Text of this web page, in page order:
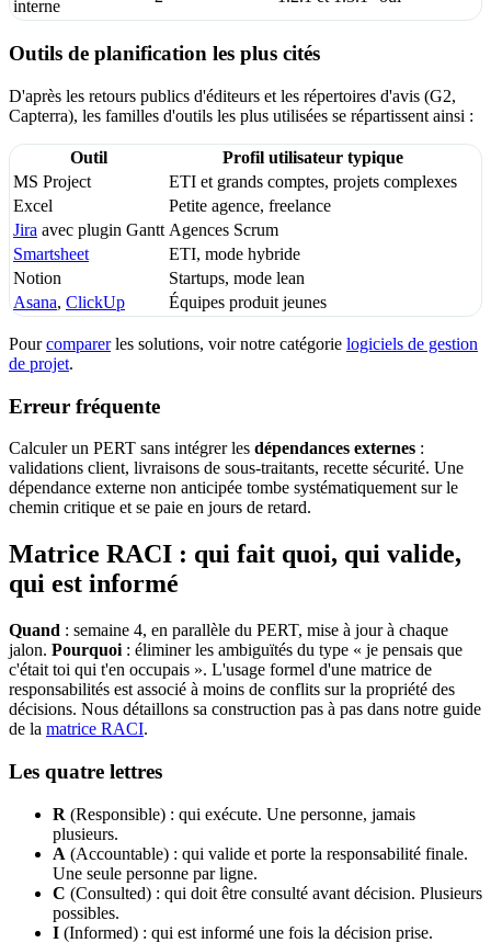
interne
Outils de planification les plus cités
D'après les retours publics d'éditeurs et les répertoires d'avis (G2,
Capterra), les familles d'outils les plus utilisées se répartissent ainsi :
Outil
Profil utilisateur typique
MS Project
ETI et grands comptes, projets complexes
Excel
Petite agence, freelance
Jira avec plugin Gantt Agences Scrum
Smartsheet
ETI, mode hybride
Notion
Startups, mode lean
Asana, ClickUp Équipes produit jeunes
Pourcomparerles solutions, voir notre catégorie logiciels de gestion
de projet.
Erreur fréquente
Calculer un PERT sans intégrer les dépendances externes :
validations client, livraisons de sous-traitants, recette sécurité. Une
dépendance externe non anticipée tombe systématiquement sur le
chemin critique et se paie en jours de retard.
Matrice RACI : qui fait quoi, qui valide,
qui est informé
Quand : semaine 4, en parallèle du PERT, mise à jour à chaque
jalon. Pourquoi : éliminer les ambiguïtés du type « je pensais que
c'était toi qui t'en occupais ». L'usage formel d'une matrice de
responsabilités est associé à moins de conflits sur la propriété des
décisions. Nous détaillons sa construction pas à pas dans notre guide
de la matrice RACI.
Les quatre lettres
R (Responsible) : qui exécute. Une personne, jamais
plusieurs.
A (Accountable) : qui valide et porte la responsabilité finale.
Une seule personne par ligne.
C (Consulted) : qui doit être consulté avant décision. Plusieurs
possibles.
I (Informed) : qui est informé une fois la décision prise.